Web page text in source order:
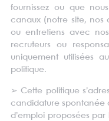
fournissez ou que
canaux (notre site, nos
ou entretiens avec
recruteurs ou
uniquement utilisées
politique.
➢ Cette politique
candidature spontanée
d’emploi proposées